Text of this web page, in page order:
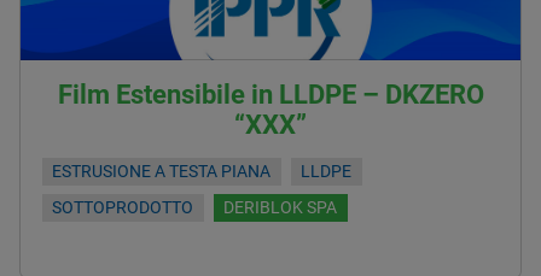
Film Estensibile in LLDPE – DKZERO
“XXX”
ESTRUSIONE A TESTA PIANA
LLDPE
SOTTOPRODOTTO
DERIBLOK SPA